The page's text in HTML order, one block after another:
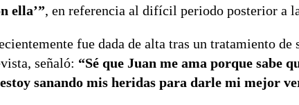
ella’”, en referencia al difícil periodo posterior a
fue dada de alta tras un tratamiento
señaló: “Sé que Juan me ama porque sabe
sanando mis heridas para darle mi mejor